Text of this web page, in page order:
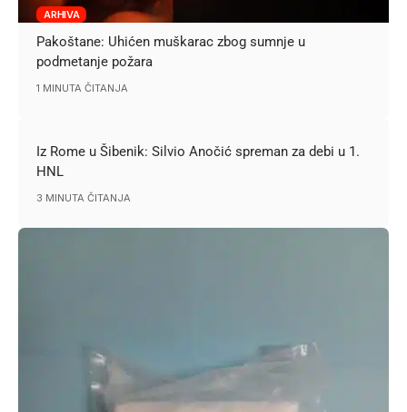
ARHIVA
Pakoštane: Uhićen muškarac zbog sumnje u
podmetanje požara
1 MINUTA ČITANJA
Iz Rome u Šibenik: Silvio Anočić spreman za debi u 1.
HNL
3 MINUTA ČITANJA